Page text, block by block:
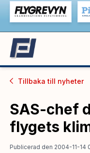
Tillbaka till nyheter
SAS-chef
flygets
Publicerad den 2004-11-14